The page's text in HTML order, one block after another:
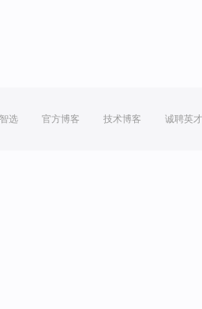
选 官方博客 技术博客 诚聘英才